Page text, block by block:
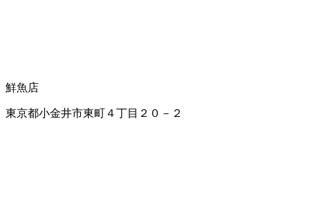
鮮魚店
東京都小金井市東町４丁目２０－２